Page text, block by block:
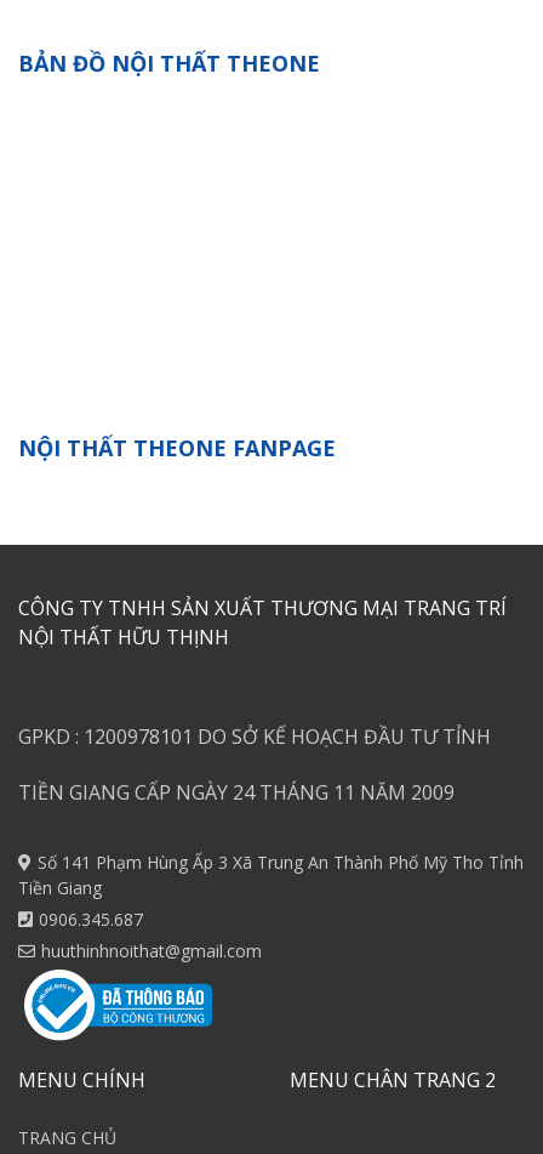
BẢN ĐỒ NỘI THẤT THEONE
NỘI THẤT THEONE FANPAGE
CÔNG TY TNHH SẢN XUẤT THƯƠNG MẠI TRANG TRÍ
NỘI THẤT HỮU THỊNH
GPKD : 1200978101 DO SỞ KẾ HOẠCH ĐẦU TƯ TỈNH
TIỀN GIANG CẤP NGÀY 24 THÁNG 11 NĂM 2009
Số 141 Phạm Hùng Ấp 3 Xã Trung An Thành Phố Mỹ Tho Tỉnh
Tiền Giang
0906.345.687
huuthinhnoithat@gmail.com
MENU CHÍNH
TRANG CHỦ
MENU CHÂN TRANG 2